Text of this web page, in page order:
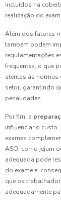
incluídos na
realização do
Além dos fatores
também podem
regulamentações
frequentes, o que
atentas às normas
setor, garantindo
penalidades.
Por fim, a
influenciar o
exames
ASO, como jejum
adequada pode
do exame e,
que os
adequadamente